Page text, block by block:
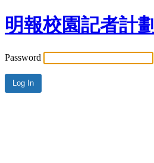
明報校園記者計劃
Password